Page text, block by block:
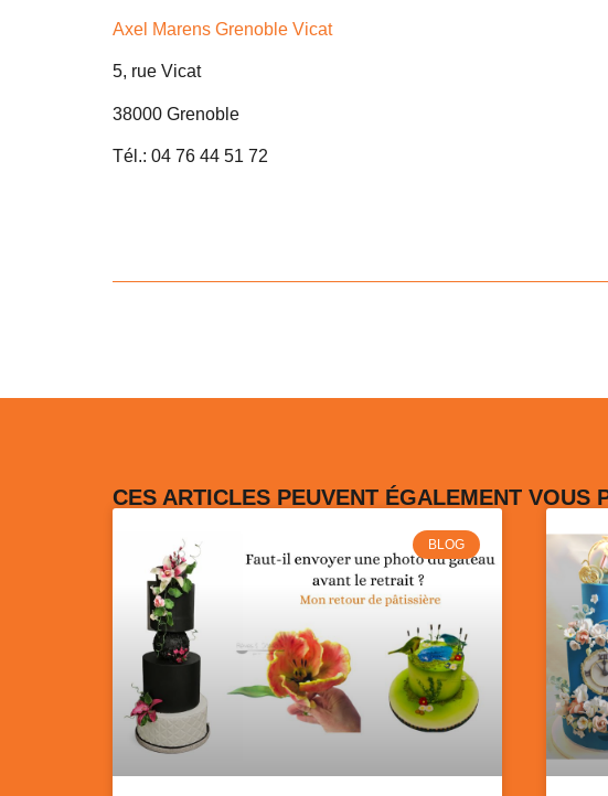
Axel Marens Grenoble Vicat
5, rue Vicat
38000 Grenoble
Tél.: 04 76 44 51 72
CES ARTICLES PEUVENT ÉGALEMENT VOUS
BLOG